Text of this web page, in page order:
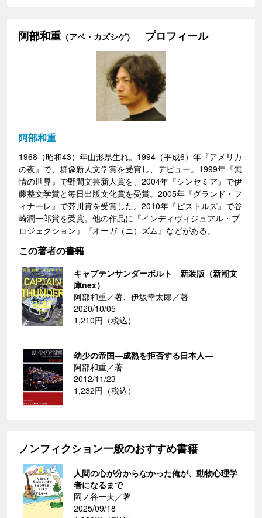
阿部和重 （アベ・カズシゲ） プロフィール
阿部和重
1968（昭和43）年山形県生れ。1994（平成6）年『アメリカ
の夜』で、群像新人文学賞を受賞し、デビュー。1999年『無
情の世界』で野間文芸新人賞を、2004年『シンセミア』で伊
藤整文学賞と毎日出版文化賞を受賞。2005年『グランド・フ
ィナーレ』で芥川賞を受賞した。2010年『ピストルズ』で谷
崎潤一郎賞を受賞。他の作品に『インディヴィジュアル・プ
ロジェクション』『オーガ（ニ）ズム』などがある。
この著者の書籍
キャプテンサンダーボルト 新装版（新潮文
庫nex）
阿部和重／著、伊坂幸太郎／著
2020/10/05
1,210円（税込）
幼少の帝国―成熟を拒否する日本人―
阿部和重／著
2012/11/23
1,232円（税込）
ノンフィクション一般のおすすめ書籍
人間の心が分からなかった俺が、動物心理学
者になるまで
岡ノ谷一夫／著
2025/09/18